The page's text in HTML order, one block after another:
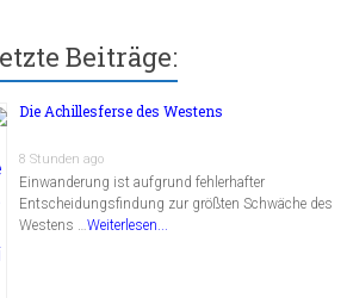
Beiträge:
Die Achillesferse des Westens
8 Stunden ago
Einwanderung ist aufgrund fehlerhafter
Entscheidungsfindung zur größten Schwäche des
Westens …Weiterlesen...